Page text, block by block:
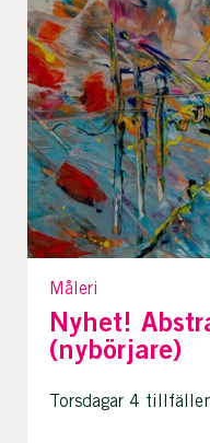
Måleri
Nyhet!
(nybörjare)
Torsdagar 4